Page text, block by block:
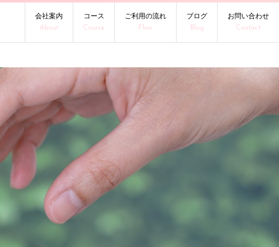
会社案内
About
コース
Course
ご利用の流れ
Flow
ブログ
Blog
お問い合わせ
Contact